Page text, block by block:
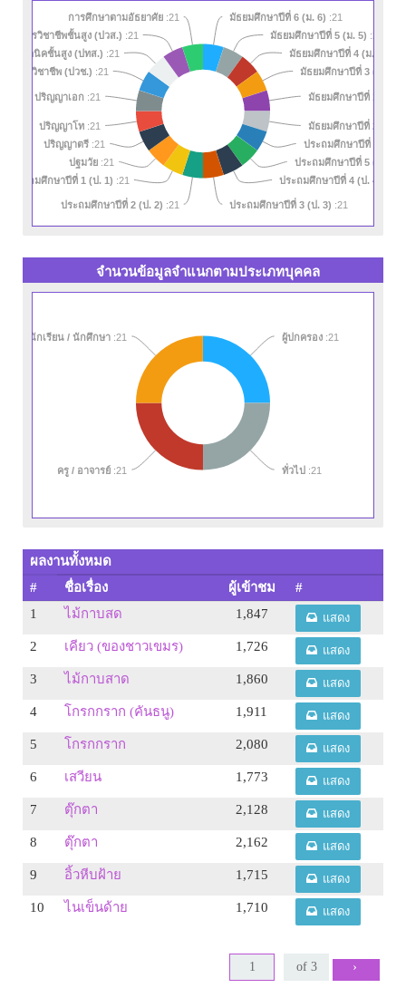
มัธยมศึกษาปีที่ 6 (ม. 6) :21
มัธยมศึกษาปีที่ 5 (ม. 5) :21
มัธยมศึกษาปีที่ 4 (ม. 4)
มัธยมศึกษาปีที่ 3 (ม. 3)
มัธยมศึกษาปีที่ 1 (ม. 1)
มัธยมศึกษาปีที่ 2 (ม. 2)
ประถมศึกษาปีที่ 6 (ป. 6)
ประถมศึกษาปีที่ 5 (ป. 5)
ประถมศึกษาปีที่ 4 (ป. 4)
ประถมศึกษาปีที่ 3 (ป. 3) :21
ประถมศึกษาปีที่ 2 (ป. 2) :21
ประถมศึกษาปีที่ 1 (ป. 1) :21
ปฐมวัย :21
ปริญญาตรี :21
ปริญญาโท :21
ปริญญาเอก :21
ยบัตรวิชาชีพ (ปวช.) :21
ครูเทคนิคชั้นสูง (ปทส.) :21
นียบัตรวิชาชีพชั้นสูง (ปวส.) :21
การศึกษาตามอัธยาศัย :21
จำนวนข้อมูลจำแนกตามประเภทบุคคล
ผู้ปกครอง :21
ทั่วไป :21
ครู / อาจารย์ :21
นักเรียน / นักศึกษา :21
ผลงานทั้งหมด
#
ชื่อเรื่อง ผู้เข้าชม
#
1
ไม้กาบสด 1,847 แสดง
2 เคียว (ของชาวเขมร) 1,726 แสดง
3 ไม้กาบสาด 1,860 แสดง
4 โกรกกราก (คันธนู) 1,911 แสดง
5 โกรกกราก 2,080 แสดง
6 เสวียน 1,773 แสดง
7 ตุ๊กตา 2,128 แสดง
8 ตุ๊กตา 2,162 แสดง
9 อิ้วหีบฝ้าย 1,715 แสดง
10 ไนเข็นด้าย 1,710 แสดง
›